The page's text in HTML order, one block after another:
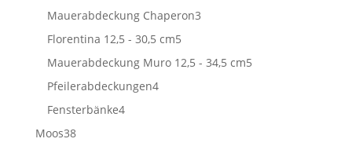
Produkte
Mauerabdeckung Chaperon33
Florentina 12,5 - 30,5 cm55
Produkte
Mauerabdeckung Muro 12,5 - 34,5 cm55
Pfeilerabdeckungen44
Fensterbänke44
Moos3838